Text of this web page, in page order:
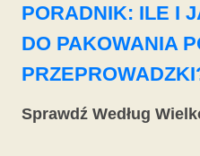
PORADNIK: ILE I
DO PAKOWANIA
Sprawdź Według